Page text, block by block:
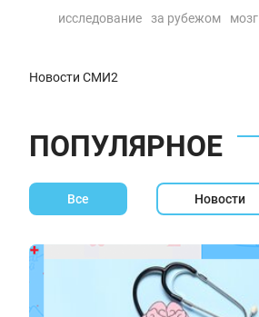
исследование за рубежом мозг
Новости СМИ2
ПОПУЛЯРНОЕ
Все Новости